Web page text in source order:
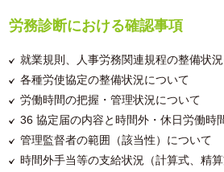
労務診断における確認事項
就業規則、人事労務関連規程の整備状
各種労使協定の整備状況について
労働時間の把握・管理状況について
36 協定届の内容と時間外・休日労働時
管理監督者の範囲（該当性）について
時間外手当等の支給状況（計算式、精